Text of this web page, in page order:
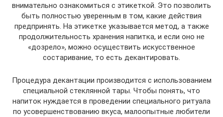
внимательно ознакомиться с этикеткой. Это позволить
быть полностью уверенным в том, какие действия
предпринять. На этикетке указывается метод, а также
продолжительность хранения напитка, и если оно не
«дозрело», можно осуществить искусственное
состаривание, то есть декантировать.
Процедура декантации производится с использованием
специальной стеклянной тары. Чтобы понять, что
напиток нуждается в проведении специального ритуала
по усовершенствованию вкуса, малоопытные любители